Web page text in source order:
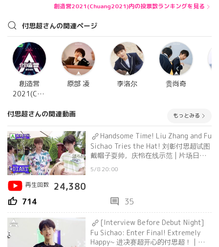
創造営2021(Chuang2021)内の投票数ランキングを見る
付思超さんの関連ページ
創造営
2021(CHU
原部 凌 李洛尔 贵尚奇
付思超さんの関連動画 もっとみる
Handsome Time! Liu Zhang and Fu
Sichao Tries the Hat! 刘彰付思超试图
戴帽子耍帅，庆怜在线示范 | 片场日记
5/8 20:00
再生回数
24,380
thumb_up 714 comment 35
[Interview Before Debut Night]
Fu Sichao: Enter Final! Extremely
Happy~ 进决赛超开心的付思超！ | 创造